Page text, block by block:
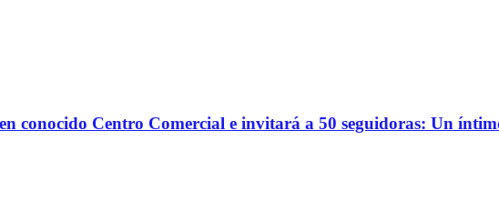
conocido Centro Comercial e invitará a 50 seguidoras: Un